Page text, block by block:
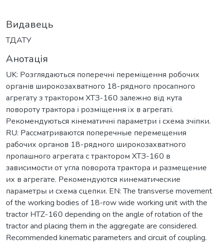
Видавець
ТДАТУ
Анотація
UK: Розглядаються поперечні переміщення робочих
органів широкозахватного 18-рядного просапного
агрегату з трактором ХТЗ-160 залежно від кута
повороту трактора і розміщення їх в агрегаті.
Рекомендуються кінематичні параметри і схема зчіпки.
RU: Рассматриваются поперечные перемещения
рабочих органов 18-рядного широкозахватного
пропашного агрегата с трактором ХТЗ-160 в
зависимости от угла поворота трактора и размещение
их в агрегате. Рекомендуются кинематические
параметры и схема сцепки. EN: The transverse movement
of the working bodies of 18-row wide working unit with the
tractor HTZ-160 depending on the angle of rotation of the
tractor and placing them in the aggregate are considered.
Recommended kinematic parameters and circuit of coupling.